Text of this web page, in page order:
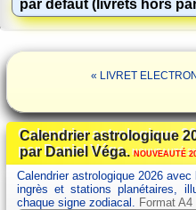
« LIVRET
Calendrier astrologique
par Daniel Véga.NOUVEAUTÉ
Calendrier astrologique 2026
ingrès et stations planétaires,
chaque signe zodiacal. Format